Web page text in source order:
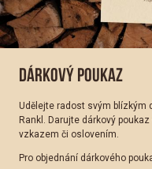
DÁRKOVÝ POUKAZ
Udělejte radost svým blízkým
Rankl. Darujte dárkový
vzkazem či oslovením.
Pro objednání dárkového